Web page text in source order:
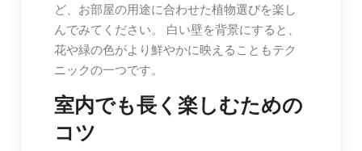
ど、お部屋の用途に合わせた植物選びを楽し
んでみてください。 白い壁を背景にすると、
花や緑の色がより鮮やかに映えることもテク
ニックの一つです。
室内でも長く楽しむための
コツ